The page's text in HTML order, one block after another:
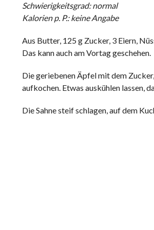
Schwierigkeitsgrad: normal
Kalorien p. P.: keine Angabe
Aus Butter, 125 g Zucker, 3 Eiern,
Das kann auch am Vortag geschehen.
Die geriebenen Äpfel mit dem
aufkochen. Etwas auskühlen lassen,
Die Sahne steif schlagen, auf dem